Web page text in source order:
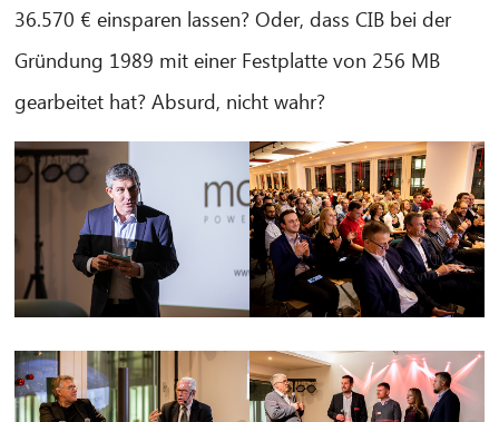
36.570 € einsparen lassen? Oder, dass CIB bei der
Gründung 1989 mit einer Festplatte von 256 MB
gearbeitet hat? Absurd, nicht wahr?